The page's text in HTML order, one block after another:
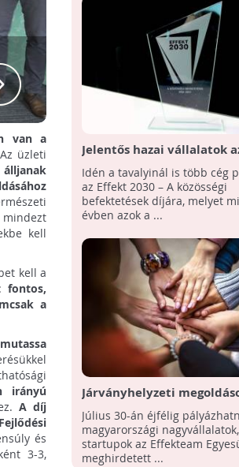
Beszélgetés
van a
üzleti
álljanak
mindezt
kell
kell a
fontos,
a
irányú
A díj
és
3-3,
Jelentős hazai vállalatok
2030 díj idei nyertesei
Idén a tavalyinál is több cég
az Effekt 2030 – A közösségi
befektetések díjára, melyet
évben azok a ...
Járványhelyzeti
pályázhatnak idén a
Effekt 2030 Díjra
Július 30-án éjfélig
magyarországi
startupok az Effekteam
meghirdetett ...